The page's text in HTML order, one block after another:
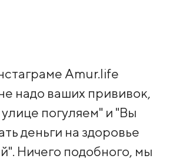
Amur.life
надо ваших прививок,
погуляем" и "Вы
деньги на здоровье
Ничего подобного, мы